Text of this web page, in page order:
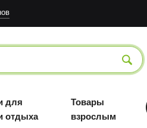
для
отдыха
Товары
взрослым